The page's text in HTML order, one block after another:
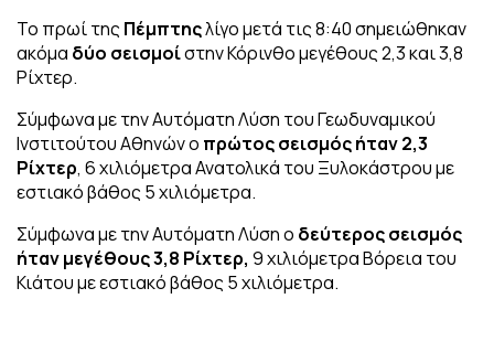
Το πρωί της Πέμπτηςλίγο μετά τις 8:40 σημειώθηκαν
ακόμα δύο σεισμοίστην Κόρινθο μεγέθους 2,3 και 3,8
Ρίχτερ.
Σύμφωνα με την Αυτόματη Λύση του Γεωδυναμικού
Ινστιτούτου Αθηνών ο πρώτος σεισμός ήταν 2,3
Ρίχτερ, 6 χιλιόμετρα Ανατολικά του Ξυλοκάστρου με
εστιακό βάθος 5 χιλιόμετρα.
Σύμφωνα με την Αυτόματη Λύση ο δεύτερος σεισμός
ήταν μεγέθους 3,8 Ρίχτερ, 9 χιλιόμετρα Βόρεια του
Κιάτου με εστιακό βάθος 5 χιλιόμετρα.